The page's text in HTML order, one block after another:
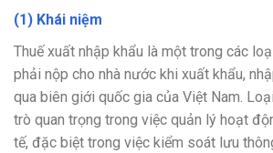
(1) Khái niệm
Thuế xuất nhập khẩu là một trong các
phải nộp cho nhà nước khi xuất khẩu,
qua biên giới quốc gia của Việt Nam.
trò quan trọng trong việc quản lý hoạt
tế, đặc biệt trong việc kiểm soát lưu